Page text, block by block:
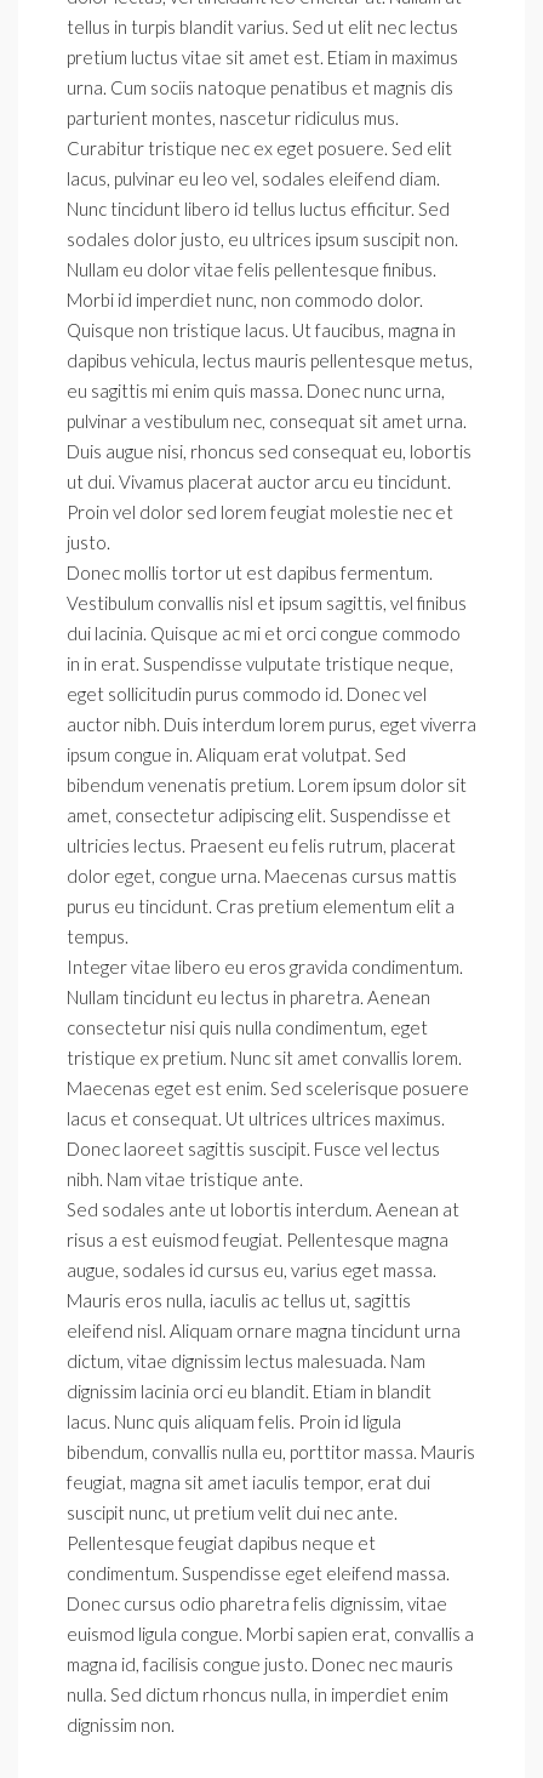
tellus in turpis blandit varius. Sed ut elit nec lectus
pretium luctus vitae sit amet est. Etiam in maximus
urna. Cum sociis natoque penatibus et magnis dis
parturient montes, nascetur ridiculus mus.
Curabitur tristique nec ex eget posuere. Sed elit
lacus, pulvinar eu leo vel, sodales eleifend diam.
Nunc tincidunt libero id tellus luctus efficitur. Sed
sodales dolor justo, eu ultrices ipsum suscipit non.
Nullam eu dolor vitae felis pellentesque finibus.
Morbi id imperdiet nunc, non commodo dolor.
Quisque non tristique lacus. Ut faucibus, magna in
dapibus vehicula, lectus mauris pellentesque metus,
eu sagittis mi enim quis massa. Donec nunc urna,
pulvinar a vestibulum nec, consequat sit amet urna.
Duis augue nisi, rhoncus sed consequat eu, lobortis
ut dui. Vivamus placerat auctor arcu eu tincidunt.
Proin vel dolor sed lorem feugiat molestie nec et
justo.
Donec mollis tortor ut est dapibus fermentum.
Vestibulum convallis nisl et ipsum sagittis, vel finibus
dui lacinia. Quisque ac mi et orci congue commodo
in in erat. Suspendisse vulputate tristique neque,
eget sollicitudin purus commodo id. Donec vel
auctor nibh. Duis interdum lorem purus, eget viverra
ipsum congue in. Aliquam erat volutpat. Sed
bibendum venenatis pretium. Lorem ipsum dolor sit
amet, consectetur adipiscing elit. Suspendisse et
ultricies lectus. Praesent eu felis rutrum, placerat
dolor eget, congue urna. Maecenas cursus mattis
purus eu tincidunt. Cras pretium elementum elit a
tempus.
Integer vitae libero eu eros gravida condimentum.
Nullam tincidunt eu lectus in pharetra. Aenean
consectetur nisi quis nulla condimentum, eget
tristique ex pretium. Nunc sit amet convallis lorem.
Maecenas eget est enim. Sed scelerisque posuere
lacus et consequat. Ut ultrices ultrices maximus.
Donec laoreet sagittis suscipit. Fusce vel lectus
nibh. Nam vitae tristique ante.
Sed sodales ante ut lobortis interdum. Aenean at
risus a est euismod feugiat. Pellentesque magna
augue, sodales id cursus eu, varius eget massa.
Mauris eros nulla, iaculis ac tellus ut, sagittis
eleifend nisl. Aliquam ornare magna tincidunt urna
dictum, vitae dignissim lectus malesuada. Nam
dignissim lacinia orci eu blandit. Etiam in blandit
lacus. Nunc quis aliquam felis. Proin id ligula
bibendum, convallis nulla eu, porttitor massa. Mauris
feugiat, magna sit amet iaculis tempor, erat dui
suscipit nunc, ut pretium velit dui nec ante.
Pellentesque feugiat dapibus neque et
condimentum. Suspendisse eget eleifend massa.
Donec cursus odio pharetra felis dignissim, vitae
euismod ligula congue. Morbi sapien erat, convallis a
magna id, facilisis congue justo. Donec nec mauris
nulla. Sed dictum rhoncus nulla, in imperdiet enim
dignissim non.